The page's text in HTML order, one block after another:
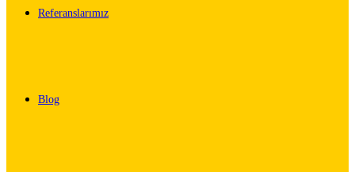
Referanslarımız
Blog